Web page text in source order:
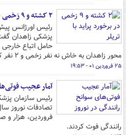
۲ کشته و ۹ زخمی در برخورد پراید با تریلر
رئیس اورژانس
پزشکی زاهدان
محور زاهدان به خاش نه نفر زخمی و ۲ نفر کشته شدند.
۲۵ فروردین ۰۱ - ۱۹:۵۳
آمار عجیب
رئیس سازمان
فروردین، هزار و
رانندگی فوت کردند.